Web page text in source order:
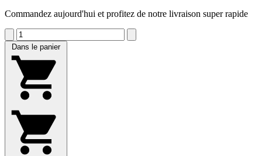
Commandez aujourd'hui et profitez de notre livraison super rapide
Dans le panier